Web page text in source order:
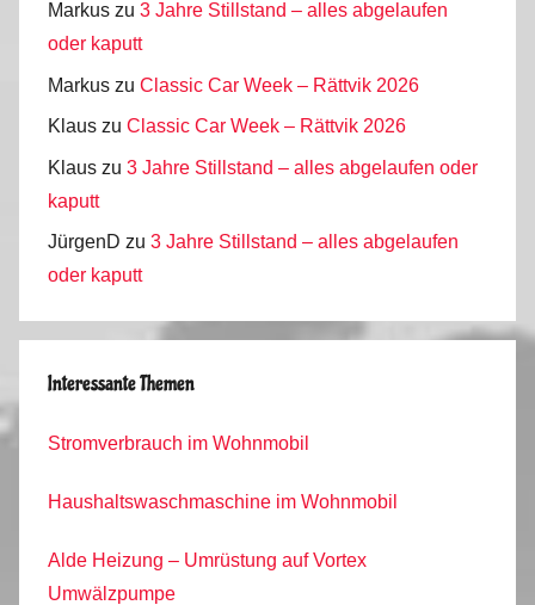
Markus zu 3 Jahre Stillstand – alles abgelaufen
oder kaputt
Markus zu Classic Car Week – Rättvik 2026
Klaus zu Classic Car Week – Rättvik 2026
Klaus zu 3 Jahre Stillstand – alles abgelaufen oder
kaputt
JürgenD zu 3 Jahre Stillstand – alles abgelaufen
oder kaputt
Interessante Themen
Stromverbrauch im Wohnmobil
Haushaltswaschmaschine im Wohnmobil
Alde Heizung – Umrüstung auf Vortex
Umwälzpumpe